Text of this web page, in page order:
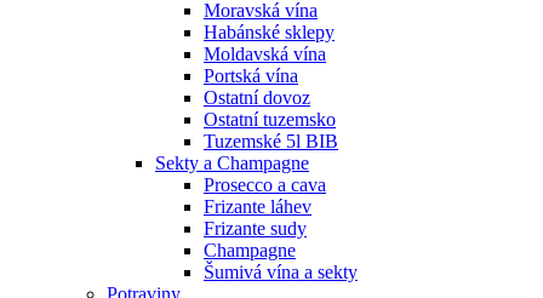
Moravská vína
Habánské sklepy
Moldavská vína
Portská vína
Ostatní dovoz
Ostatní tuzemsko
Tuzemské 5l BIB
Sekty a Champagne
Prosecco a cava
Frizante láhev
Frizante sudy
Champagne
Šumivá vína a sekty
Potraviny